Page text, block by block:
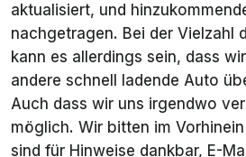
Model 3
Highland
ab RWD LR
kWh
8) Tesla
Model Y
Premium
ca. 75
kWh
ca. 27
aktualisiert, und
nachgetragen. Bei der Vielzahl
kann es allerdings sein, dass
andere schnell ladende Auto
Auch dass wir uns irgendwo
möglich. Wir bitten im
sind für Hinweise dankbar, E-